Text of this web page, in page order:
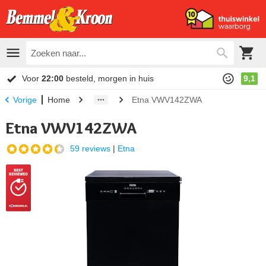
Voor 22:00 besteld, morgen in huis 9,1
Vorige Home Etna VWV142ZWA
Etna VWV142ZWA
59 reviews | Etna